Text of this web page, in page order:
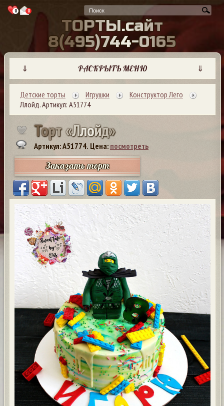
0 0
ТОРТЫ.сайт
8(495)744-0165
⇓ РАСКРЫТЬ МЕНЮ ⇓
Детские торты Игрушки
Конструктор Лего
Ллойд. Артикул: А51774
Торт«Ллойд»
Артикул: A51774. Цена: посмотреть
Заказать торт